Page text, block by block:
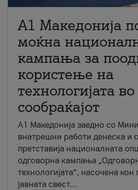
A1 Македонија
моќна
кампања за
користење на
технологијата во
сообраќајот
A1 Македонија заедно со
внатрешни работи денеска и
претставија националната
одговорна кампања
технологијата“, насочена
јавната свест...